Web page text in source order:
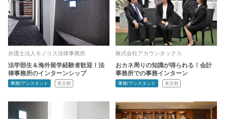
弁護士法人モノリス法律事務所
法学部生＆海外留学経験者歓迎！法
律事務所のインターンシップ
事務/アシスタント 東京都
株式会社アカウンタックス
おカネ周りの知識が得られる！会計
事務所での事務インターン
事務/アシスタント 東京都